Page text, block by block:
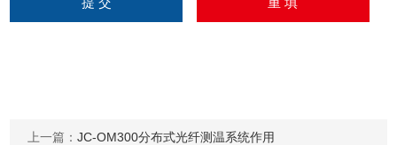
上一篇：JC-OM300分布式光纤测温系统作用